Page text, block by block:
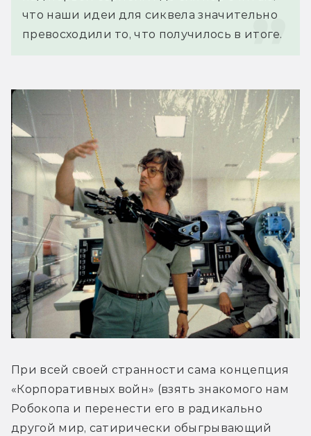
что наши идеи для сиквела значительно
превосходили то, что получилось в итоге.
При всей своей странности сама концепция
«Корпоративных войн» (взять знакомого нам
Робокопа и перенести его в радикально
другой мир, сатирически обыгрывающий